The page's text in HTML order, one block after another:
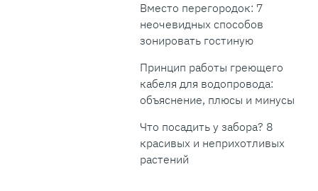
Вместо перегородок: 7
неочевидных способов
зонировать гостиную
Принцип работы греющего
кабеля для водопровода:
объяснение, плюсы и минусы
Что посадить у забора? 8
красивых и неприхотливых
растений